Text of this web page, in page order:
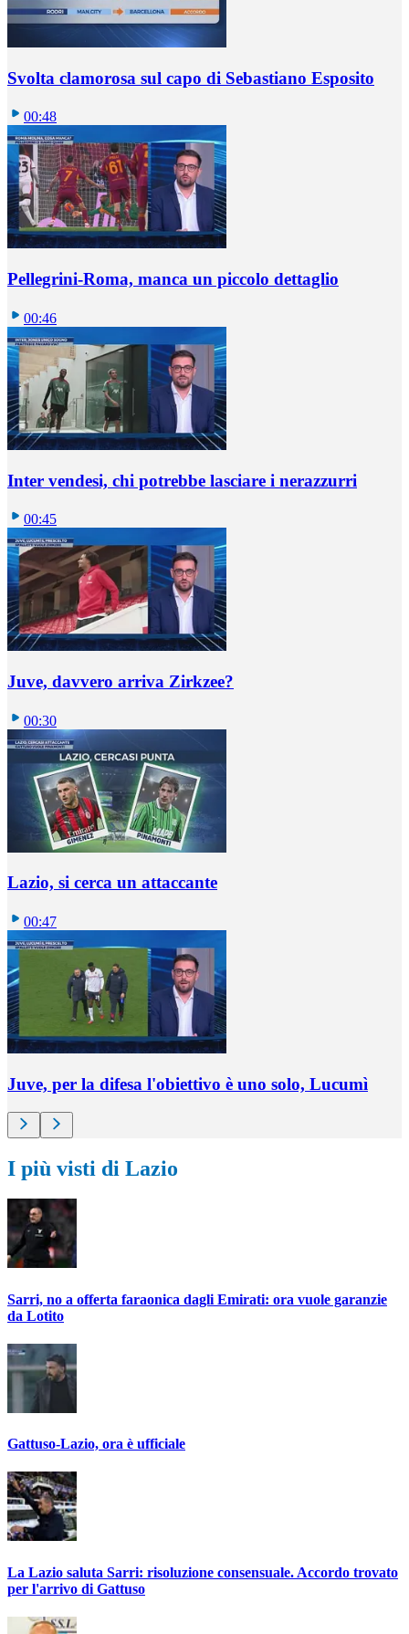
Svolta clamorosa sul capo di Sebastiano Esposito
00:48
Pellegrini-Roma, manca un piccolo dettaglio
00:46
Inter vendesi, chi potrebbe lasciare i nerazzurri
00:45
Juve, davvero arriva Zirkzee?
00:30
Lazio, si cerca un attaccante
00:47
Juve, per la difesa l'obiettivo è uno solo, Lucumì
I più visti di Lazio
Sarri, no a offerta faraonica dagli Emirati: ora vuole garanzie
da Lotito
Gattuso-Lazio, ora è ufficiale
La Lazio saluta Sarri: risoluzione consensuale. Accordo trovato
per l'arrivo di Gattuso